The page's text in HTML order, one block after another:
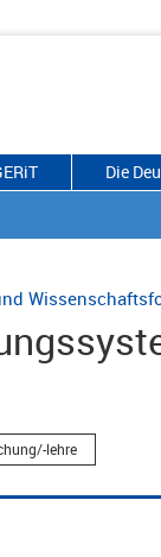
Die
lehre